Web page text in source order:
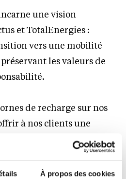
À propos des cookies
une vision
et TotalEnergies :
vers une mobilité
les valeurs de
de recharge sur nos
à nos clients une
et pratique au quotidien.
voiture pendant ses
pause café, c’est une